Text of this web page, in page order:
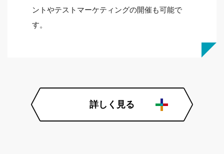
ントやテストマーケティングの開催も可能で
す。
詳しく見る